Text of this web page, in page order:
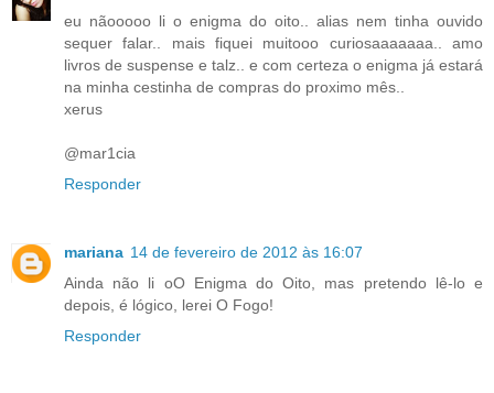
eu nãooooo li o enigma do oito.. alias nem tinha ouvido
sequer falar.. mais fiquei muitooo curiosaaaaaaa.. amo
livros de suspense e talz.. e com certeza o enigma já estará
na minha cestinha de compras do proximo mês..
xerus
@mar1cia
Responder
mariana 14 de fevereiro de 2012 às 16:07
Ainda não li oO Enigma do Oito, mas pretendo lê-lo e
depois, é lógico, lerei O Fogo!
Responder